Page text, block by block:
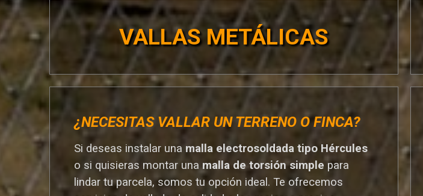
VALLAS METÁLICAS
¿NECESITAS VALLAR UN TERRENO O FINCA?
Si deseas instalar una malla electrosoldada tipo Hércules
o si quisieras montar una malla de torsión simple para
lindar tu parcela, somos tu opción ideal. Te ofrecemos